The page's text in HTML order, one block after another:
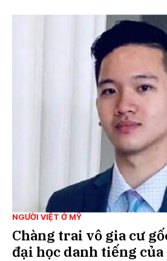
NGƯỜI VIỆT Ở MỸ
Chàng trai vô gia cư
đại học danh tiếng của